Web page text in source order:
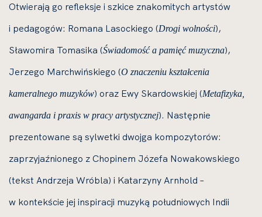
Otwierają go refleksje i szkice znakomitych artystów
i pedagogów: Romana Lasockiego (Drogi wolności),
Sławomira Tomasika (Świadomość a pamięć muzyczna),
Jerzego Marchwińskiego (O znaczeniu kształcenia
kameralnego muzyków) oraz Ewy Skardowskiej (Metafizyka,
awangarda i praxis w pracy artystycznej). Następnie
prezentowane są sylwetki dwojga kompozytorów:
zaprzyjaźnionego z Chopinem Józefa Nowakowskiego
(tekst Andrzeja Wróbla) i Katarzyny Arnhold –
w kontekście jej inspiracji muzyką południowych Indii